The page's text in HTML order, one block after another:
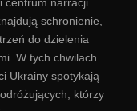
centrum narracji.
schronienie,
do dzielenia
W tych chwilach
Ukrainy spotykają
którzy